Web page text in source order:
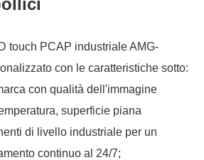
touch PCAP industriale AMG-
con le caratteristiche sotto:
con qualità dell'immagine
superficie piana
di livello industriale per un
continuo al 24/7;